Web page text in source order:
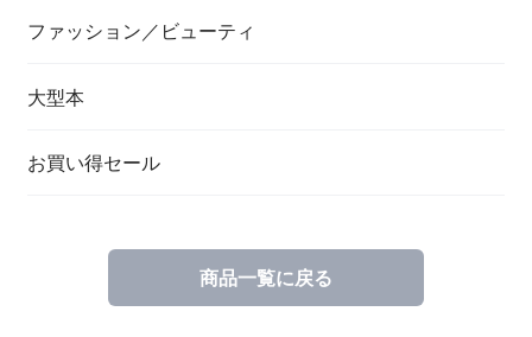
ファッション／ビューティ
大型本
お買い得セール
商品一覧に戻る